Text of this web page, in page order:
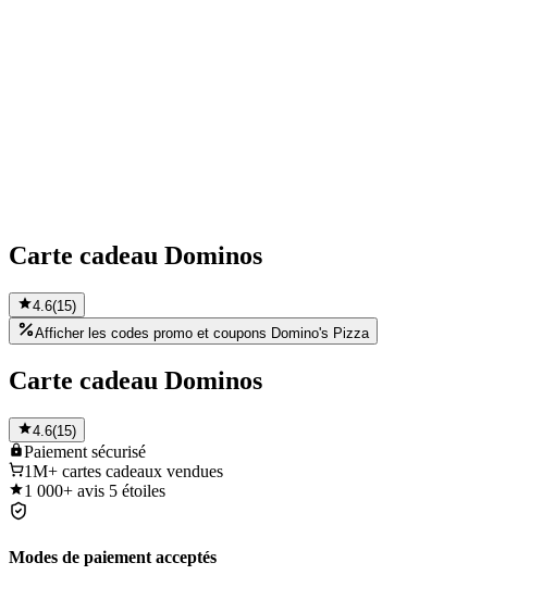
Carte cadeau Dominos
4.6(15)
Afficher les codes promo et coupons Domino's Pizza
Carte cadeau Dominos
4.6(15)
Paiement sécurisé
1M+ cartes cadeaux vendues
1 000+ avis 5 étoiles
Modes de paiement acceptés